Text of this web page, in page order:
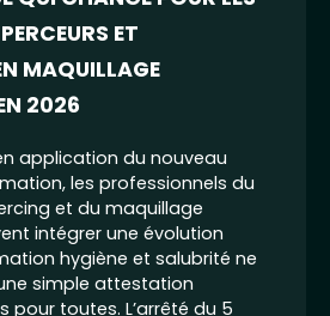
ET
MAQUILLAGE
2026
application du nouveau
les professionnels du
et du maquillage
intégrer une évolution
hygiène et salubrité ne
simple attestation
pour toutes. L’arrêté du 5